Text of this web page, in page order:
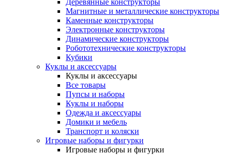
Деревянные конструкторы
Магнитные и металлические конструкторы
Каменные конструкторы
Электронные конструкторы
Динамические конструкторы
Робототехнические конструкторы
Кубики
Куклы и аксессуары
Куклы и аксессуары
Все товары
Пупсы и наборы
Куклы и наборы
Одежда и аксессуары
Домики и мебель
Транспорт и коляски
Игровые наборы и фигурки
Игровые наборы и фигурки